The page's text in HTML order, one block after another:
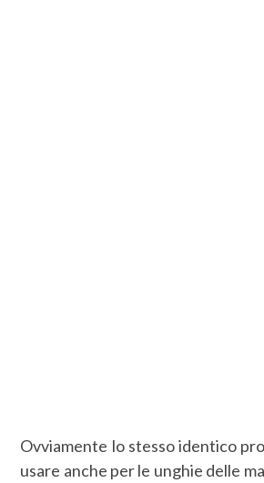
Ovviamente lo stesso identico
usare anche per le unghie delle